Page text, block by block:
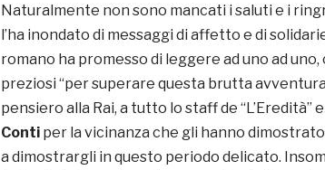
Naturalmente non sono mancati i saluti e i
l’ha inondato di messaggi di affetto e di
romano ha promesso di leggere ad uno ad
preziosi “per superare questa brutta
pensiero alla Rai, a tutto lo staff de “L’Eredità”
Conti per la vicinanza che gli hanno
a dimostrargli in questo periodo delicato.